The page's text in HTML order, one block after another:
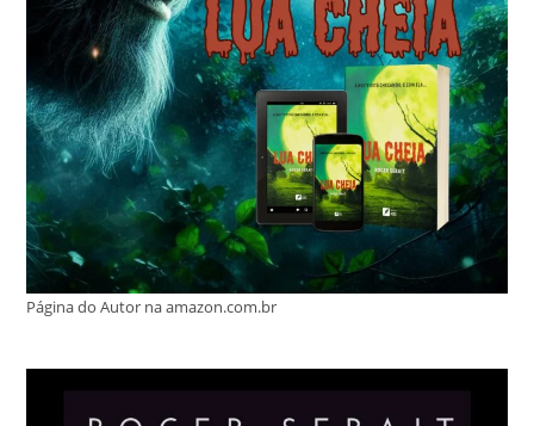
Página do Autor na amazon.com.br